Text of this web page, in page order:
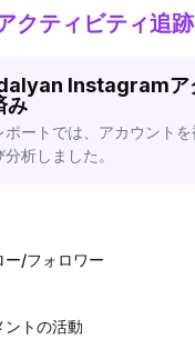
クティビティ追跡
Instagramア
み
ポートでは、アカウント
析しました。
ー/フォロワー
ントの活動